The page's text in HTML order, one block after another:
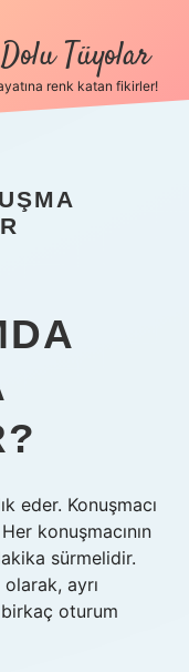
Tüyolar
renk katan fikirler!
eder. Konuşmacı
konuşmacının
sürmelidir.
ayrı
oturum